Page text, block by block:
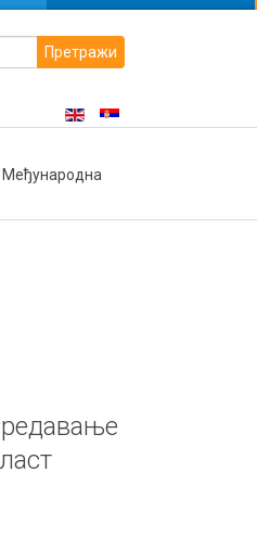
Претражи
Међународна